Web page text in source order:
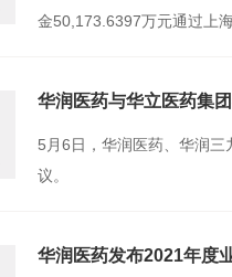
金50,173.6397万元通过上
华润医药与华立医药集
5月6日，华润医药、华润
议。
华润医药发布2021年度